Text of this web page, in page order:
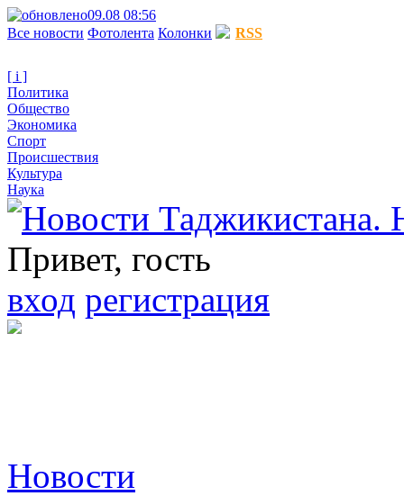
09.08 08:56
Все новости Фотолента Колонки RSS
[ i ]
Политика
Общество
Экономика
Спорт
Происшествия
Культура
Наука
Привет, гость
вход регистрация
Новости